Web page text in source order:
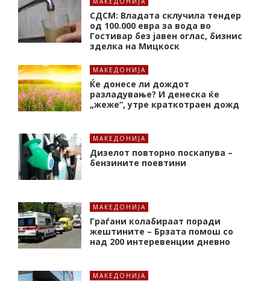
СДСМ: Владата склучила тендер
од 100.000 евра за вода во
Гостивар без јавен оглас, бизнис
зделка на Мицкоск
МАКЕДОНИЈА
Ќе донесе ли дождот
разладување? И денеска ќе
„жеже“, утре краткотраен дожд
МАКЕДОНИЈА
Дизелот повторно поскапува –
бензините поевтини
МАКЕДОНИЈА
Граѓани колабираат поради
жештините – Брзата помош со
над 200 интеревенции дневно
МАКЕДОНИЈА